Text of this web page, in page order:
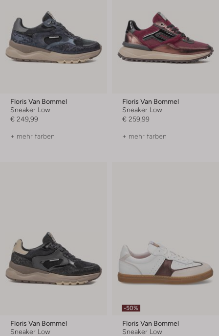
Floris Van Bommel
Sneaker Low
€ 249,99
+ mehr farben
Floris Van Bommel
Sneaker Low
€ 259,99
+ mehr farben
Floris Van Bommel
Sneaker Low
-50%
Floris Van Bommel
Sneaker Low